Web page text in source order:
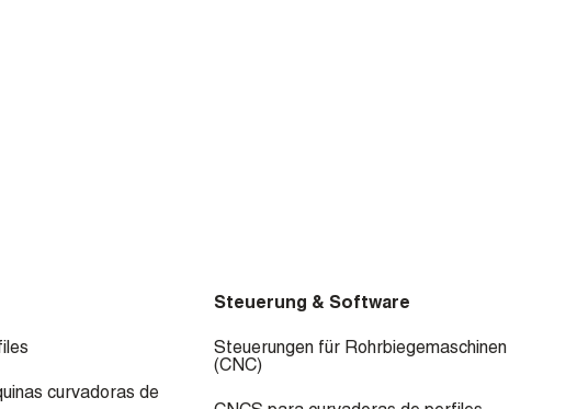
curvadoras de
Steuerung & Software
Steuerungen für Rohrbiegemaschinen
(CNC)